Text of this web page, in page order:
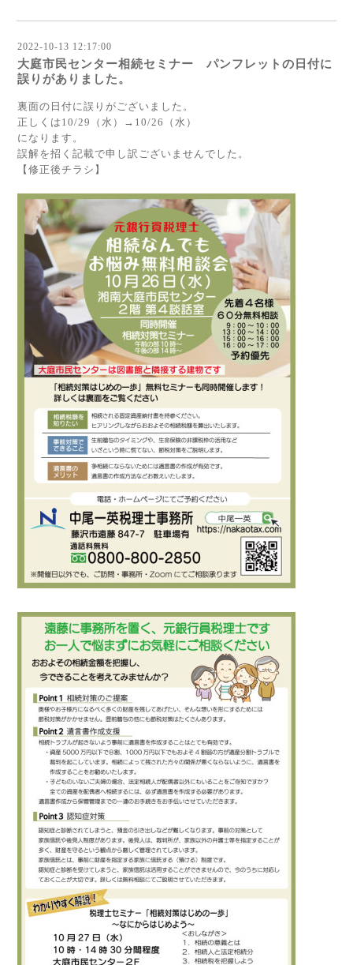
2022-10-13 12:17:00
大庭市民センター相続セミナー パンフレットの日付に
誤りがありました。
裏面の日付に誤りがございました。
正しくは10/29（水）→10/26（水）
になります。
誤解を招く記載で申し訳ございませんでした。
【修正後チラシ】